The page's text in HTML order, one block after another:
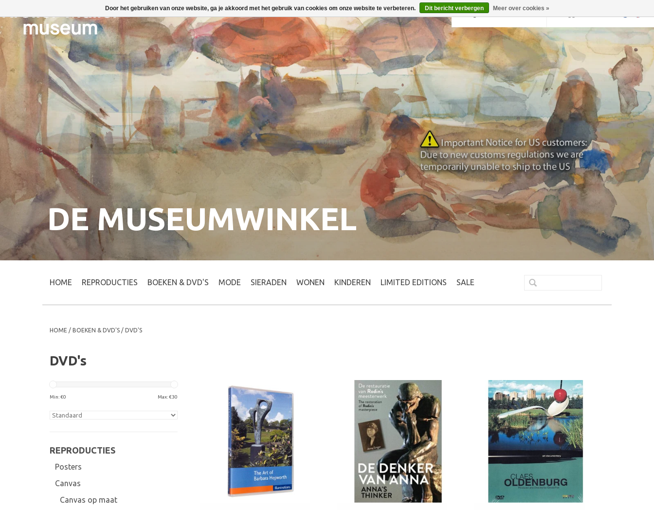
Terug naar krollermuller.nl
DE MUSEUMWINKEL
HOME REPRODUCTIES BOEKEN & DVD'S MODE SIERADEN WONEN KINDEREN LIMITED EDITIONS SALE
HOME / BOEKEN & DVD'S / DVD'S
DVD's
Min: €0 Max: €30
REPRODUCTIES
Posters
Canvas
Canvas op maat
Door het gebruiken van onze website, ga je akkoord met het gebruik van cookies om onze website te verbeteren. Dit bericht verbergen Meer over cookies »